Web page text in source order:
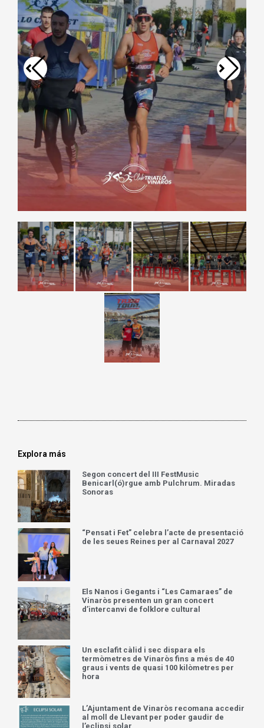
Explora más
Segon concert del III FestMusic
Benicarl(ó)rgue amb Pulchrum. Miradas
Sonoras
“Pensat i Fet” celebra l’acte de presentació
de les seues Reines per al Carnaval 2027
Els Nanos i Gegants i “Les Camaraes” de
Vinaròs presenten un gran concert
d’intercanvi de folklore cultural
Un esclafit càlid i sec dispara els
termòmetres de Vinaròs fins a més de 40
graus i vents de quasi 100 kilòmetres per
hora
L’Ajuntament de Vinaròs recomana accedir
al moll de Llevant per poder gaudir de
l’eclipsi solar